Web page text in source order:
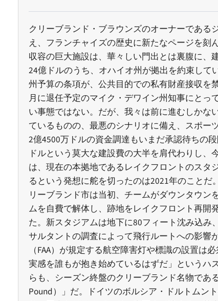
クリーブランド・ブラウンズのオーナーであ
え、フランチャイズの歴史に新たなページを
収容の巨大施設は、華々しい門出とは裏腹に
24億ドルのうち、オハイオ州が拠出を約束し
州予算の条項が、公共目的での私有財産接収を
月に退任予定のマイク・デワイン州知事にと
い事態ではない。だが、我々は前に進むしか
ているものの、最悪のシナリオに備え、スポー
2億4500万ドルの資金調達もいまだ承認待ちの
ドルという莫大な建設費の大半を肩代わりし
は、現在の本拠地であるレイクフロントのスタ
るという発想に舵を切ったのは2021年のこと
リーブランド市は当初、チームがダウンタウ
ムを自費で解体し、跡地をレイクフロント再開
た。新スタジアムは地下に80フィート沈み込
サルタントの調査によって飛行ルートへの影響
（FAA）が規定する航空障害灯や標識の設置
実感を誰もが抱き始めているはずだ」というハ
らも、シーズン終盤のクリーブランド名物で
Pound）」だ。ドイツのボルシア・ドルトムン